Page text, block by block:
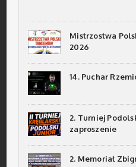
Mistrzostwa
2026
14. Puchar
2. Turniej
zaproszenie
2. Memoriał